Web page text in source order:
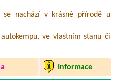
se nachází v krásné přírodě u
ve vlastním stanu či
Informace